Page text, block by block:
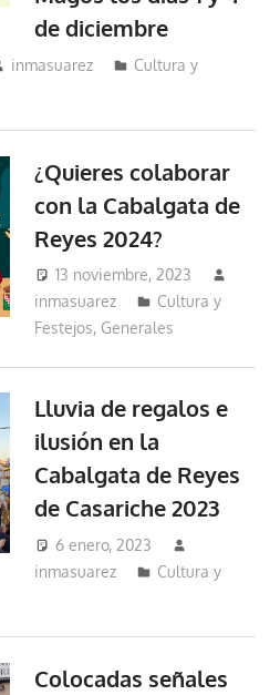
de diciembre
inmasuarez
Cultura y
¿Quieres colaborar
con la Cabalgata de
Reyes 2024?
13 noviembre, 2023
inmasuarez
Cultura y
Festejos, Generales
Lluvia de regalos e
ilusión en la
Cabalgata de Reyes
de Casariche 2023
6 enero, 2023
inmasuarez
Cultura y
Colocadas señales